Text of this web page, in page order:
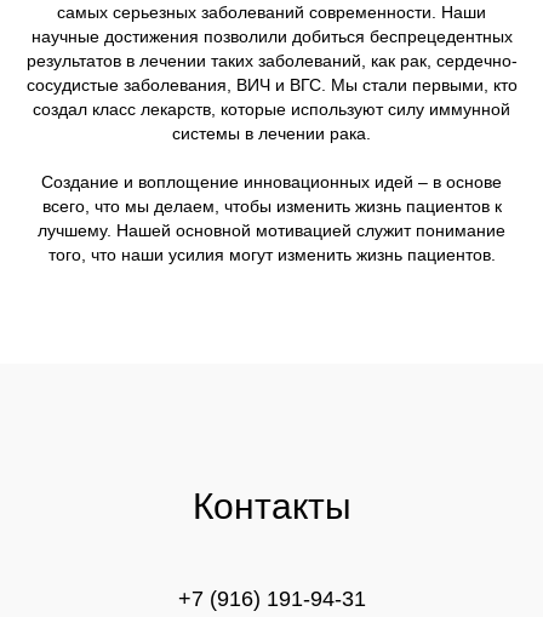
самых серьезных заболеваний современности. Наши
научные достижения позволили добиться беспрецедентных
результатов в лечении таких заболеваний, как рак, сердечно-
сосудистые заболевания, ВИЧ и ВГС. Мы стали первыми, кто
создал класс лекарств, которые используют силу иммунной
системы в лечении рака.
Создание и воплощение инновационных идей – в основе
всего, что мы делаем, чтобы изменить жизнь пациентов к
лучшему. Нашей основной мотивацией служит понимание
того, что наши усилия могут изменить жизнь пациентов.
Контакты
+7 (916) 191-94-31